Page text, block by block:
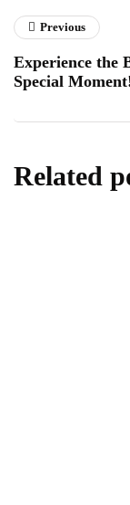
Previous
Experience the
Special
Related